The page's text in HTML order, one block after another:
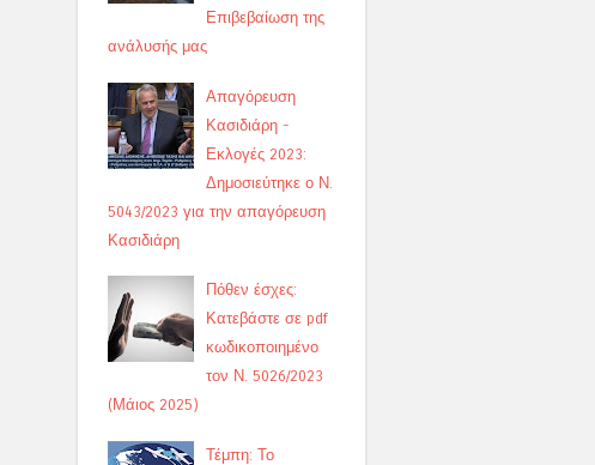
Επιβεβαίωση της
ανάλυσής μας
Απαγόρευση
Κασιδιάρη -
Εκλογές 2023:
Δημοσιεύτηκε ο Ν.
5043/2023 για την απαγόρευση
Κασιδιάρη
Πόθεν έσχες:
Κατεβάστε σε pdf
κωδικοποιημένο
τον Ν. 5026/2023
(Μάιος 2025)
Τέμπη: Το